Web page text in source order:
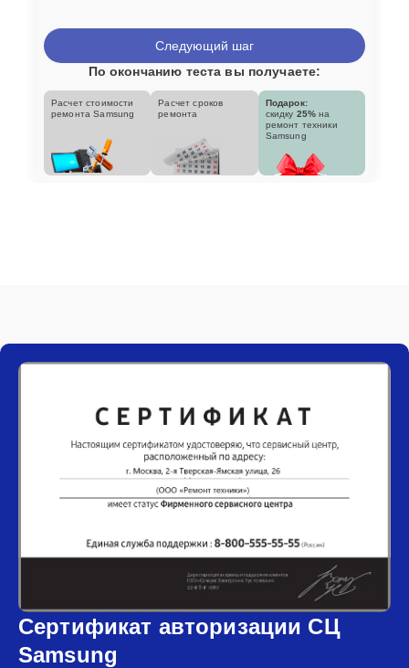
Следующий шаг
По окончанию теста вы получаете:
Расчет стоимости
ремонта Samsung
Расчет сроков
ремонта
Подарок:
скидку 25% на
ремонт техники
Samsung
Сертификат авторизации СЦ
Samsung